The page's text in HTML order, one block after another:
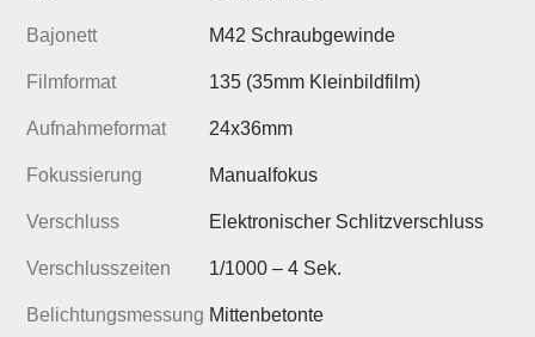
Bajonett M42 Schraubgewinde
Filmformat 135 (35mm Kleinbildfilm)
Aufnahmeformat 24x36mm
Fokussierung Manualfokus
Verschluss Elektronischer Schlitzverschluss
Verschlusszeiten 1/1000 – 4 Sek.
Belichtungsmessung Mittenbetonte